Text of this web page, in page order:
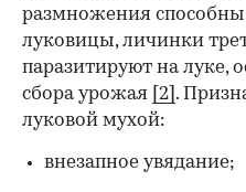
размножения
луковицы, личинки
паразитируют на луке,
сбора урожая [2] .
луковой мухой:
внезапное увядание;